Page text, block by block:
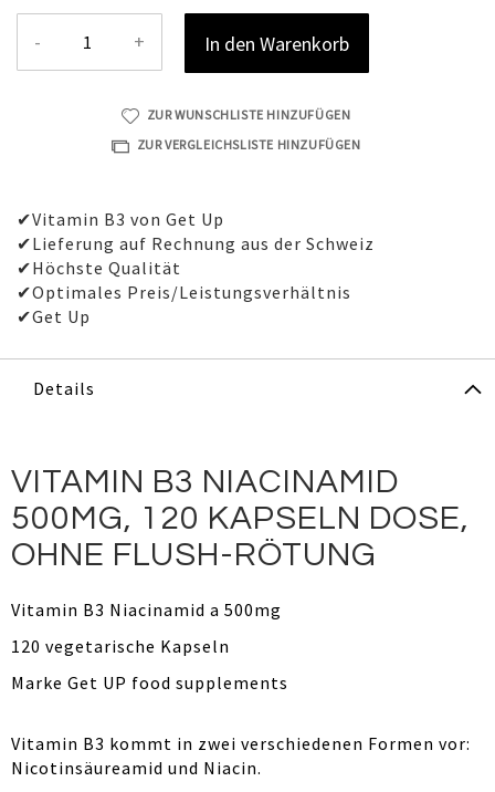
- + In den Warenkorb
ZUR WUNSCHLISTE HINZUFÜGEN
ZUR VERGLEICHSLISTE HINZUFÜGEN
✔Vitamin B3 von Get Up
✔Lieferung auf Rechnung aus der Schweiz
✔Höchste Qualität
✔Optimales Preis/Leistungsverhältnis
✔Get Up
Details
VITAMIN B3 NIACINAMID
500MG, 120 KAPSELN DOSE,
OHNE FLUSH-RÖTUNG
Vitamin B3 Niacinamid a 500mg
120 vegetarische Kapseln
Marke Get UP food supplements
Vitamin B3 kommt in zwei verschiedenen Formen vor:
Nicotinsäureamid und Niacin.